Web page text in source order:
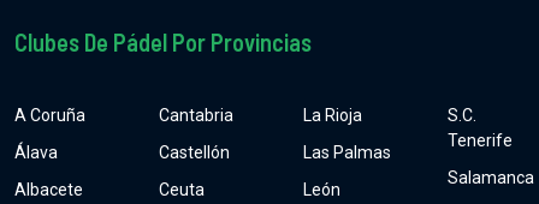
Clubes De Pádel Por Provincias
A Coruña
Álava
Albacete
Cantabria
Castellón
Ceuta
La Rioja
Las Palmas
León
S.C.
Tenerife
Salamanca